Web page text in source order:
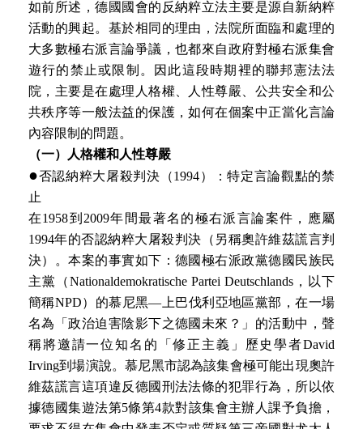
如前所述，德國國會的反納粹立法主要是源自新納粹
活動的興起。基於相同的理由，法院所面臨和處理的
大多數極右派言論爭議，也都來自政府對極右派集會
遊行的禁止或限制。因此這段時期裡的聯邦憲法法
院，主要是在處理人格權、人性尊嚴、公共安全和公
共秩序等一般法益的保護，如何在個案中正當化言論
內容限制的問題。
（一）人格權和人性尊嚴
●否認納粹大屠殺判決（1994）：特定言論觀點的禁
止
在1958到2009年間最著名的極右派言論案件，應屬
1994年的否認納粹大屠殺判決（另稱奧許維茲謊言判
決）。本案的事實如下：德國極右派政黨德國民族民
主黨（Nationaldemokratische Partei Deutschlands，以下
簡稱NPD）的慕尼黑—上巴伐利亞地區黨部，在一場
名為「政治迫害陰影下之德國未來？」的活動中，聲
稱將邀請一位知名的「修正主義」歷史學者David
Irving到場演說。慕尼黑市認為該集會極可能出現奧許
維茲謊言這項違反德國刑法法條的犯罪行為，所以依
據德國集遊法第5條第4款對該集會主辦人課予負擔，